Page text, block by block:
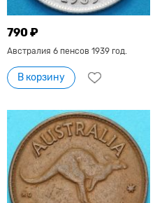
790 ₽
Австралия 6 пенсов 1939 год.
В корзину